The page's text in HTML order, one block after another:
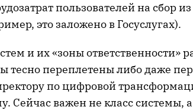
пользователей на сбор
это заложено в Госуслугах).
и их «зоны ответственности»
тесно переплетены либо даже
по цифровой
Сейчас важен не класс системы,